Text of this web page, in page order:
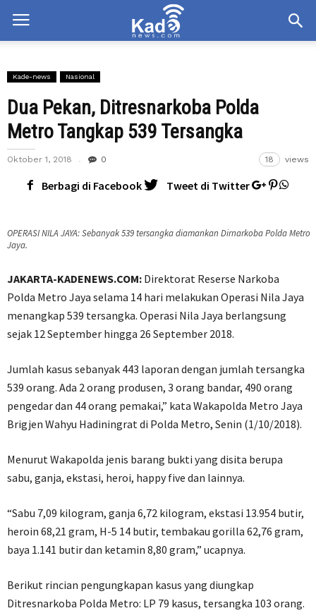
Kade-news Nasional
Dua Pekan, Ditresnarkoba Polda
Metro Tangkap 539 Tersangka
Oktober 1, 2018 0 18 views
Berbagi di Facebook Tweet di Twitter
OPERASI NILA JAYA: Sebanyak 539 tersangka diamankan Dirnarkoba Polda Metro
Jaya.
JAKARTA-KADENEWS.COM: Direktorat Reserse Narkoba
Polda Metro Jaya selama 14 hari melakukan Operasi Nila Jaya
menangkap 539 tersangka. Operasi Nila Jaya berlangsung
sejak 12 September hingga 26 September 2018.
Jumlah kasus sebanyak 443 laporan dengan jumlah tersangka
539 orang. Ada 2 orang produsen, 3 orang bandar, 490 orang
pengedar dan 44 orang pemakai,” kata Wakapolda Metro Jaya
Brigjen Wahyu Hadiningrat di Polda Metro, Senin (1/10/2018).
Menurut Wakapolda jenis barang bukti yang disita berupa
sabu, ganja, ekstasi, heroi, happy five dan lainnya.
“Sabu 7,09 kilogram, ganja 6,72 kilogram, ekstasi 13.954 butir,
heroin 68,21 gram, H-5 14 butir, tembakau gorilla 62,76 gram,
baya 1.141 butir dan ketamin 8,80 gram,” ucapnya.
Berikut rincian pengungkapan kasus yang diungkap
Ditresnarkoba Polda Metro: LP 79 kasus, tersangka 103 orang.